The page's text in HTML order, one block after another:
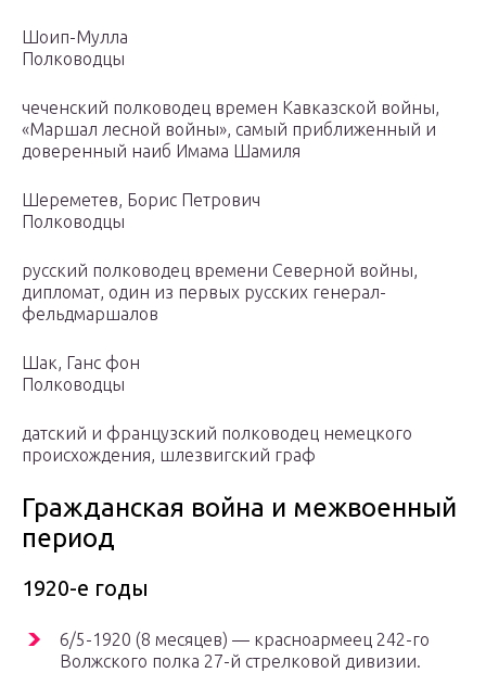
Шоип-Мулла
Полководцы
чеченский полководец времен Кавказской войны,
«Маршал лесной войны», самый приближенный и
доверенный наиб Имама Шамиля
Шереметев, Борис Петрович
Полководцы
русский полководец времени Северной войны,
дипломат, один из первых русских генерал-
фельдмаршалов
Шак, Ганс фон
Полководцы
датский и французский полководец немецкого
происхождения, шлезвигский граф
Гражданская война и межвоенный
период
1920-е годы
6/5-1920 (8 месяцев) — красноармеец 242-го
Волжского полка 27-й стрелковой дивизии.